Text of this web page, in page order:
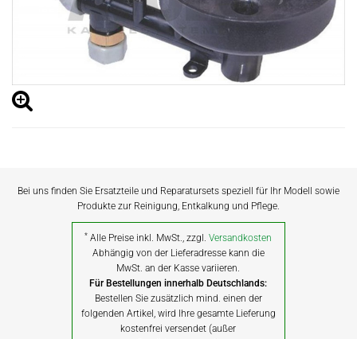
Bei uns finden Sie Ersatzteile und Reparatursets speziell für Ihr Modell sowie
Produkte zur Reinigung, Entkalkung und Pflege.
* Alle Preise inkl. MwSt., zzgl.Versandkosten
Abhängig von der Lieferadresse kann die
MwSt. an der Kasse variieren.
Für Bestellungen innerhalb Deutschlands:
Bestellen Sie zusätzlich mind. einen der
folgenden Artikel, wird Ihre gesamte Lieferung
kostenfrei versendet (außer